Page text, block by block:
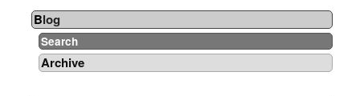
Blog
Search
Archive